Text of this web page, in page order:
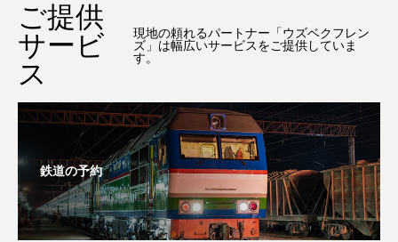
ご提供
サービ
ス
現地の頼れるパートナー「ウズベクフレン
ズ」は幅広いサービスをご提供していま
す。
鉄道の予約